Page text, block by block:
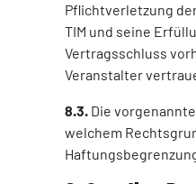
Pflichtverletzung
TIM und seine
Vertragsschluss
Veranstalter
8.3. Die
welchem